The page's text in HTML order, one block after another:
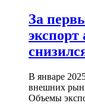
За
В январе
внешних
Объемы